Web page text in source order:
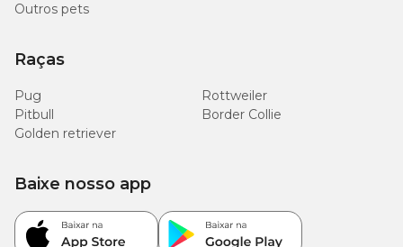
Outros pets
Raças
Pug
Rottweiler
Pitbull
Border Collie
Golden retriever
Baixe nosso app